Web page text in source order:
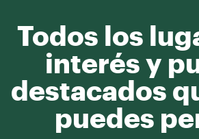
Todos los
interés y
destacados
puedes